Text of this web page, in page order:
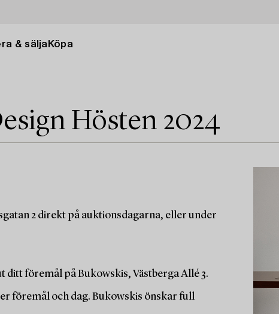
& sälja Köpa
Hösten 2024
2 direkt på auktionsdagarna, eller under
ditt föremål på Bukowskis, Västberga Allé 3.
föremål och dag. Bukowskis önskar full